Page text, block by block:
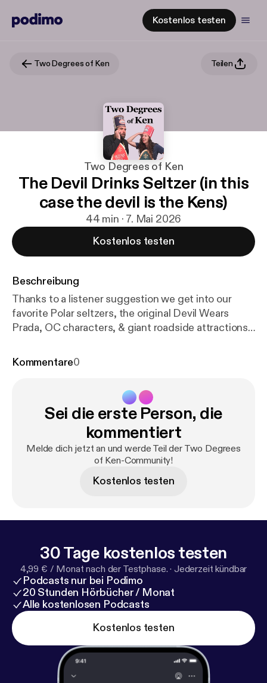
Kostenlos testen
Two Degrees of Ken Teilen
Two Degrees of Ken
The Devil Drinks Seltzer (in this
case the devil is the Kens)
44 min · 7. Mai 2026
Kostenlos testen
Beschreibung
Thanks to a listener suggestion we get into our
favorite Polar seltzers, the original Devil Wears
Prada, OC characters, & giant roadside attractions.
Kommentare0
Sei die erste Person, die
kommentiert
Melde dich jetzt an und werde Teil der Two Degrees
of Ken-Community!
Kostenlos testen
30 Tage kostenlos testen
4,99 € / Monat nach der Testphase. · Jederzeit kündbar
Podcasts nur bei Podimo
20 Stunden Hörbücher / Monat
Alle kostenlosen Podcasts
Kostenlos testen